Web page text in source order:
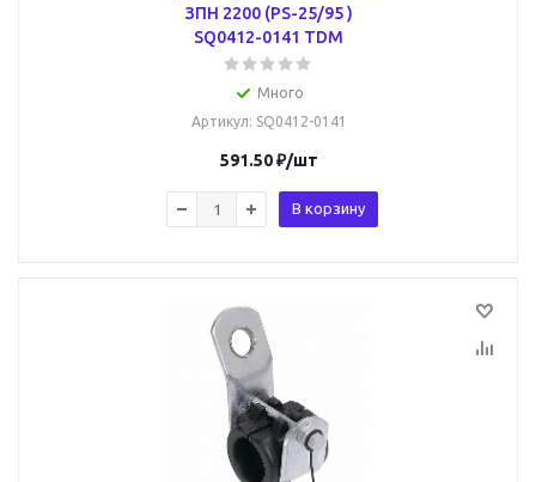
ЗПН 2200 (PS-25/95 )
SQ0412-0141 TDM
Много
Артикул: SQ0412-0141
591.50₽/шт
В корзину